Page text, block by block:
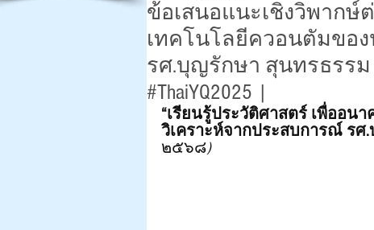
ข้อเสนอแนะเชิงวิพาก
เทคโนโลยีควอนตัมขอ
รศ.บุญรักษา สุนทรธรรม|
#ThaiYQ2025 |
“เรียนรู้ประวัติศาสตร์ เพื่ออนา
วิเคราะห์จากประสบการณ์ รศ
๒๕๖๘)